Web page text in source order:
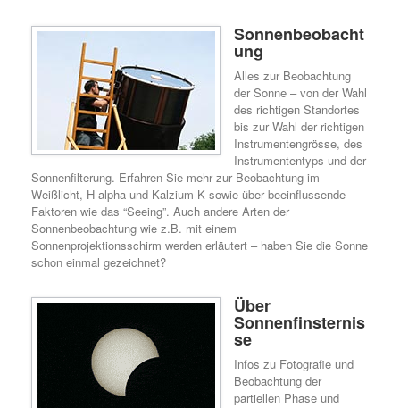
Sonnenbeobacht
ung
Alles zur Beobachtung
der Sonne – von der Wahl
des richtigen Standortes
bis zur Wahl der richtigen
Instrumentengrösse, des
Instrumententyps und der
Sonnenfilterung. Erfahren Sie mehr zur Beobachtung im
Weißlicht, H-alpha und Kalzium-K sowie über beeinflussende
Faktoren wie das “Seeing”. Auch andere Arten der
Sonnenbeobachtung wie z.B. mit einem
Sonnenprojektionsschirm werden erläutert – haben Sie die Sonne
schon einmal gezeichnet?
Über
Sonnenfinsternis
se
Infos zu Fotografie und
Beobachtung der
partiellen Phase und